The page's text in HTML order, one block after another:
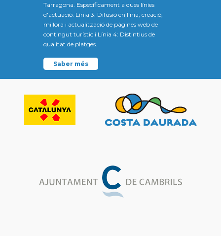
Tarragona. Específicament a dues línies
d'actuació: Línia 3: Difusió en línia, creació,
millora i actualització de pàgines web de
contingut turístic i Línia 4: Distintius de
qualitat de platges.
Saber més